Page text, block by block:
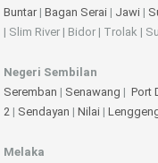
Buntar| Bagan Serai | Jawi |
| Slim River | Bidor | Trolak |
Negeri Sembilan
Seremban | Senawang | Port
2 | Sendayan | Nilai |
Melaka